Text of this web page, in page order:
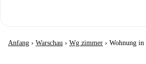
Anfang › Warschau › Wg zimmer › Wohnung in